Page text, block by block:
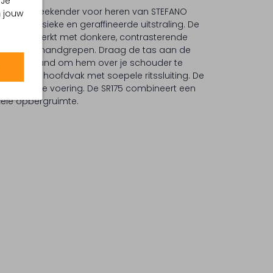
jouwreisweekender voor heren van STEFANO
een klassieke en geraffineerde uitstraling. De
is afgewerkt met donkere, contrasterende
handgrepen. Draag de tas aan de
om hem over je schouder te
ruime hoofdvak met soepele ritssluiting. De
zachte voering. De SR175 combineert een
opbergruimte.